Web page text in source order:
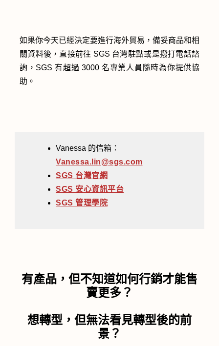
如果你今天已經決定要進行海外貿易，備妥商品和相
關資料後，直接前往 SGS 台灣駐點或是撥打電話諮
詢，SGS 有超過 3000 名專業人員隨時為你提供協
助。
Vanessa 的信箱：
Vanessa.lin@sgs.com
SGS 台灣官網
SGS 安心資訊平台
SGS 管理學院
有產品，但不知道如何行銷才能售
賣更多？
想轉型，但無法看見轉型後的前
景？